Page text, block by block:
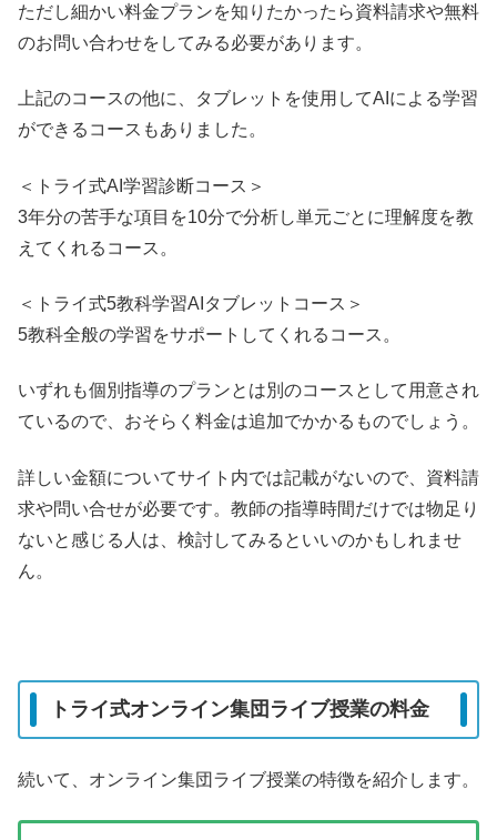
ただし細かい料金プランを知りたかったら資料請求や無料
のお問い合わせをしてみる必要があります。
上記のコースの他に、タブレットを使用してAI による学習
ができるコースもありました。
＜トライ式AI学習診断コース＞
3年分の苦手な項目を10分で分析し単元ごとに理解度を教
えてくれるコース。
＜トライ式5教科学習AIタブレットコース＞
5教科全般の学習をサポートしてくれるコース。
いずれも個別指導のプランとは別のコースとして用意され
ているので、おそらく料金は追加でかかるものでしょう。
詳しい金額についてサイト内では記載がないので、資料請
求や問い合せが必要です。 教師の指導時間だけでは物足り
ないと感じる人は、検討してみるといいのかもしれませ
ん。
トライ式オンライン集団ライブ授業の料金
続いて、オンライン集団ライブ授業の特徴を紹介します。